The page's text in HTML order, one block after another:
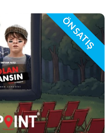
ÖN SATIŞ